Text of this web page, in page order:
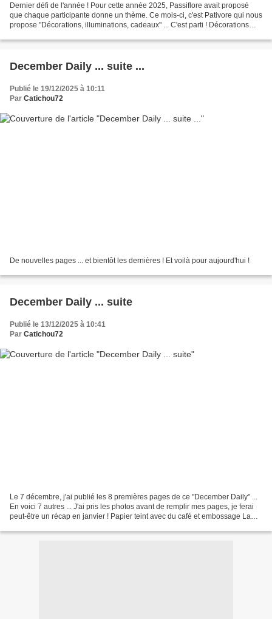
Dernier défi de l'année ! Pour cette année 2025, Passiflore avait proposé
que chaque participante donne un thème. Ce mois-ci, c'est Pativore qui nous
propose "Décorations, illuminations, cadeaux" ... C'est parti ! Décorations
December Daily ... suite ...
Publié le 19/12/2025 à 10:11
Par Catichou72
De nouvelles pages ... et bientôt les dernières ! Et voilà pour aujourd'hui !
December Daily ... suite
Publié le 13/12/2025 à 10:41
Par Catichou72
Le 7 décembre, j'ai publié les 8 premières pages de ce "December Daily" ...
En voici 7 autres ... J'ai pris les photos avant de remplir mes pages, je ferai
peut-être un récap en janvier ! Papier teint avec du café et embossage La